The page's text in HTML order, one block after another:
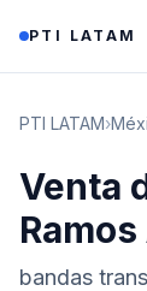
PTI LATAM
PTI LATAM›
Venta
bandas